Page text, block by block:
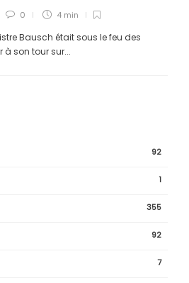
0 4 min
Bausch était sous le feu des
à son tour sur...
92
1
355
92
7